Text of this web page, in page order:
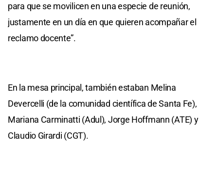
para que se movilicen en una especie de reunión,
justamente en un día en que quieren acompañar el
reclamo docente”.
En la mesa principal, también estaban Melina
Devercelli (de la comunidad científica de Santa Fe),
Mariana Carminatti (Adul), Jorge Hoffmann (ATE) y
Claudio Girardi (CGT).